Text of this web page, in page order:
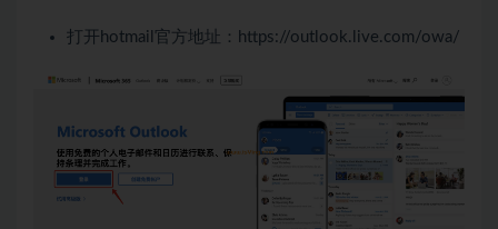
打开hotmail官方地址： https://outlook.live.com/owa/